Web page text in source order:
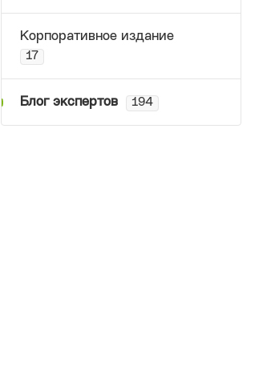
Корпоративное издание
17
Блог экспертов 194